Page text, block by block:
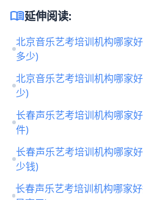
menu_book延伸阅读:
北京音乐艺考培训机构哪家
多少)
北京音乐艺考培训机构哪家
少)
长春声乐艺考培训机构哪家
件)
长春声乐艺考培训机构哪家
少钱)
长春声乐艺考培训机构哪家